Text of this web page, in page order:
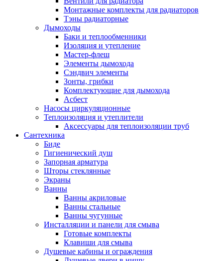
Монтажные комплекты для радиаторов
Тэны радиаторные
Дымоходы
Баки и теплообменники
Изоляция и утепление
Мастер-флеш
Элементы дымохода
Сэндвич элементы
Зонты, грибки
Комплектующие для дымохода
Асбест
Насосы циркуляционные
Теплоизоляция и утеплители
Аксессуары для теплоизоляции труб
Сантехника
Биде
Гигиенический душ
Запорная арматура
Шторы стеклянные
Экраны
Ванны
Ванны акриловые
Ванны стальные
Ванны чугунные
Инсталляции и панели для смыва
Готовые комплекты
Клавиши для смыва
Душевые кабины и ограждения